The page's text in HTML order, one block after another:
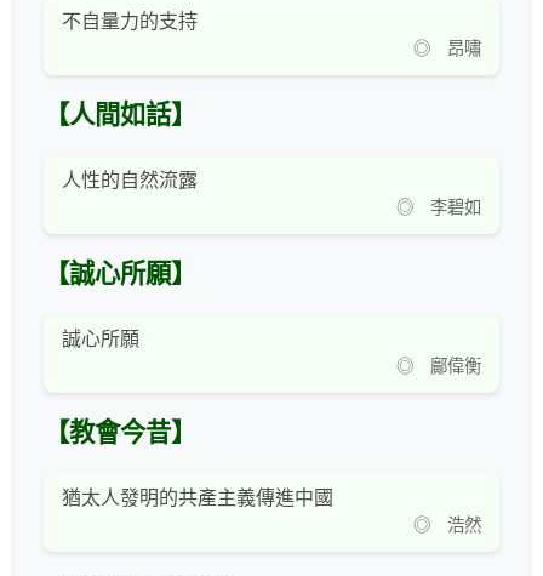
不自量力的支持
◎ 昂嘯
【人間如話】
人性的自然流露
◎ 李碧如
【誠心所願】
誠心所願
◎ 鄺偉衡
【教會今昔】
猶太人發明的共產主義傳進中國
◎ 浩然